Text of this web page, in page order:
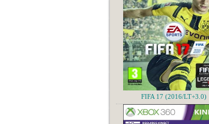
FIFA 17 (2016/LT+3.0)